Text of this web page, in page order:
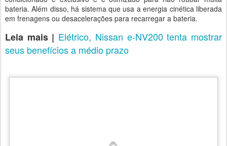
bateria. Além disso, há sistema que usa a energia cinética liberada
em frenagens ou desacelerações para recarregar a bateria.
Leia mais | Elétrico, Nissan e-NV200 tenta mostrar
seus benefícios a médio prazo